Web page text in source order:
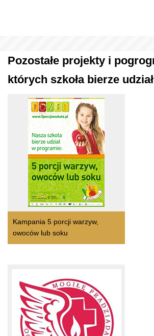
Pozostałe projekty i
których szkoła bierze udział
Kampania 5 porcji warzyw,
owoców lub soku